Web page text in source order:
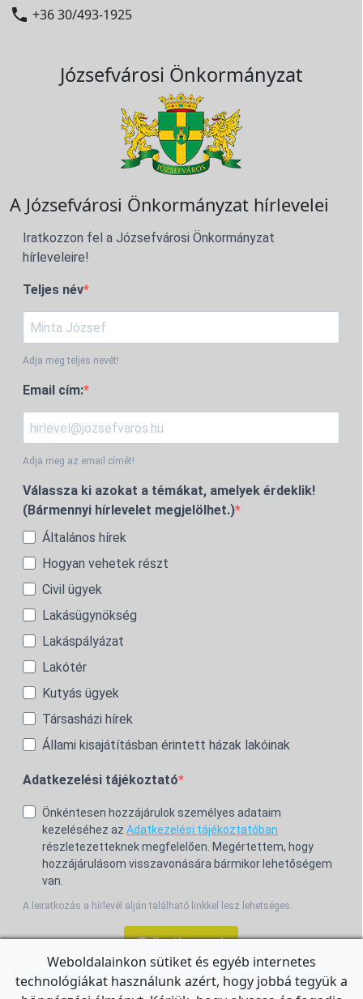
 +36 30/493-1925
Józsefvárosi Önkormányzat
A Józsefvárosi Önkormányzat hírlevelei
Iratkozzon fel a Józsefvárosi Önkormányzat
hírleveleire!
Teljes név
Adja meg teljes nevét!
Email cím:
Adja meg az email címét!
Válassza ki azokat a témákat, amelyek érdeklik!
(Bármennyi hírlevelet megjelölhet.)
Általános hírek
Hogyan vehetek részt
Civil ügyek
Lakásügynökség
Lakáspályázat
Lakótér
Kutyás ügyek
Társasházi hírek
Állami kisajátításban érintett házak lakóinak
Adatkezelési tájékoztató
Önkéntesen hozzájárulok személyes adataim
kezeléséhez az Adatkezelési tájékoztatóban
részletezetteknek megfelelően. Megértettem, hogy
hozzájárulásom visszavonására bármikor lehetőségem
van.
A leiratkozás a hírlevél alján található linkkel lesz lehetséges.
Feliratkozom!
Weboldalainkon sütiket és egyéb internetes
technológiákat használunk azért, hogy jobbá tegyük a